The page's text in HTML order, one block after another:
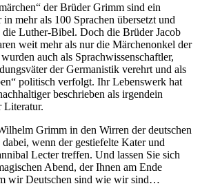
der Brüder Grimm sind ein
in mehr als 100 Sprachen übersetzt und
Luther-Bibel. Doch die Brüder Jacob
weit mehr als nur die Märchenonkel der
auch als Sprachwissenschaftler,
der Germanistik verehrt und als
politisch verfolgt. Ihr Lebenswerk hat
beschrieben als irgendein
Literatur.
Grimm in den Wirren der deutschen
wenn der gestiefelte Kater und
Lecter treffen. Und lassen Sie sich
Abend, der Ihnen am Ende
wir Deutschen sind wie wir sind…